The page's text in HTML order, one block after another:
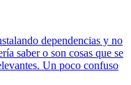
dependencias y no
saber o son cosas que se
Un poco confuso